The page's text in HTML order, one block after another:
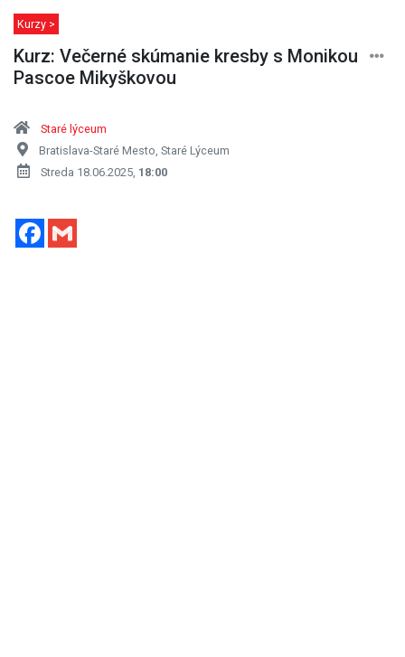
Kurzy >
Kurz: Večerné skúmanie kresby s Monikou
Pascoe Mikyškovou
Staré lýceum
Bratislava-Staré Mesto, Staré Lýceum
Streda 18.06.2025, 18:00
Facebook